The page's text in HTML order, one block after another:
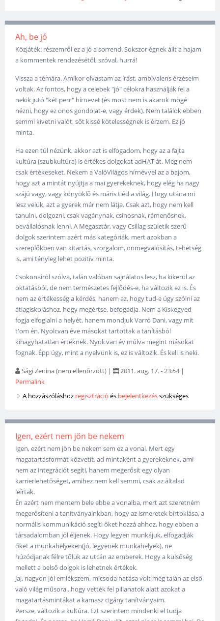
Ah, be jó
Közjáték: részemről ez a jó a sorrend. Sokszor égnek állt a hajam
a kommentek rendezésétől, szóval, hurrá!
Vissza a témára. Amikor olvastam az írást, ambivalens érzéseim
voltak. Az fontos, hogy a celebek "jó" célokra használják fel a
nekik jutó "két perc" hírnevet (és most nem is akarok mögé
nézni, hogy ez önös gondolat-e, vagy érdek). Nem találok ebben
semmi kivetni valót, sőt kissé kötelességnek is érzem. Ez jó
minta.
Ha ezen túl nézünk, akkor azt is elfogadom, hogy az a fajta
kultúra (szubkultúra) is értékes dolgokat adHAT át. Meg nem
csak értékeseket. Nekem a ValóVilágos hírnévvel az a bajom,
hogy azt a mintát nyújtja a mai gyerekeknek, hogy elég ha nagy
szájú vagy, vagy könyöklő és máris tiéd a világ. Hogy utána mi
lesz velük, azt a gyerek már nem látja. Csak azt, hogy nem kell
tanulni, dolgozni, csak vagánynak, csinosnak, rámenősnek,
bevállalósnak lenni. A Megasztár, vagy Csillag születik szerű
dolgok szerintem azért más kategóriák, mert azokban a
szereplőkben van kitartás, szorgalom, önmegvalósítás, tehetség
is, ami tényleg lehet pozitív minta.
Csokonairól szólva, talán valóban sajnálatos lesz, ha kikerül az
oktatásból, de nem természetes fejlődés-e, ha változik ez is. És
nem az értékesség a kérdés, hanem az, hogy tud-e úgy szólni az
átlagiskoláshoz, hogy megértse, befogadja. Nem a Kiskegyed
fogja elfoglalni a helyét, hanem mondjuk Varró Dani, vagy mit
t'om én. Nyolcvan éve másokat tartottak a tanításból
kihagyhatatlan értéknek. Nyolcvan év múlva megint másokat
fognak. Épp úgy, mint a nyelvünk is, ez is változik. És kell is neki.
Sági Zenina (nem ellenőrzött) | 2011. aug. 17. - 23:54|
Permalink
A hozzászóláshoz regisztráció és bejelentkezésszükséges
Igen, ezért nem jön be nekem
Igen, ezért nem jön be nekem sem ez a vonal. Mert egy
magatartásformát közvetít, ad mintaként a gyerekeknek, ami
nem az integrációt segíti, hanem megerősít egy olyan
karrierlehetőséget, amihez nem kell semmi, csak az általad
leírtak.
Én azért nem mentem bele ebbe a vonalba, mert azt szeretném
megerősíteni a tanítványainkban, hogy az ismeretek birtoklása, a
normális kommunikáció segíti őket hozzá ahhoz, hogy ebben a
társadalomban jól éljenek. Hogy legyen munkájuk, elfogadják
őket a munkahelyeken(jó, legyenek munkahelyek), ne
húzódjanak félre tőlük az utcán az emberek. Hogy a külsőség
mellett a belső dolgok is lehetnek értékek.
Jaj, nagyon jól emlékszem, micsoda hatása volt még talán az első
való világ műsora...hogy vették fel pillanatok alatt azokat a
magatartásmintákat a kamasz cigány tanítványaim.
Persze, változik a kultúra. Ezt szerintem mindenki el tudja